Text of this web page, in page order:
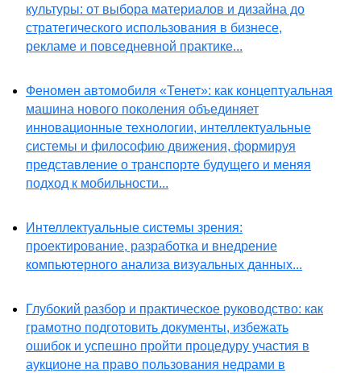
культуры: от выбора материалов и дизайна до
стратегического использования в бизнесе,
рекламе и повседневной практике...
Феномен автомобиля «Тенет»: как концептуальная
машина нового поколения объединяет
инновационные технологии, интеллектуальные
системы и философию движения, формируя
представление о транспорте будущего и меняя
подход к мобильности...
Интеллектуальные системы зрения:
проектирование, разработка и внедрение
компьютерного анализа визуальных данных...
Глубокий разбор и практическое руководство: как
грамотно подготовить документы, избежать
ошибок и успешно пройти процедуру участия в
аукционе на право пользования недрами в